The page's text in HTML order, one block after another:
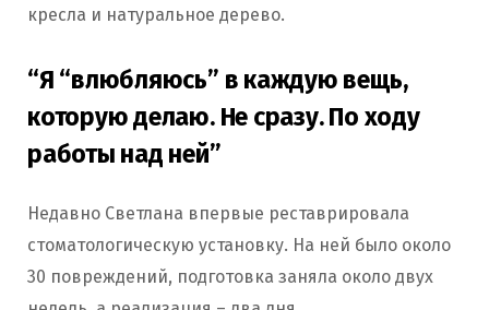
кресла и натуральное дерево.
“Я “влюбляюсь” в каждую вещь,
которую делаю. Не сразу. По ходу
работы над ней”
Недавно Светлана впервые реставрировала
стоматологическую установку. На ней было около
30 повреждений, подготовка заняла около двух